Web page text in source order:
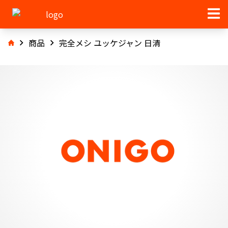
商品 完全メシ ユッケジャン 日清